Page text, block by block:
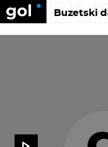
Buzetski